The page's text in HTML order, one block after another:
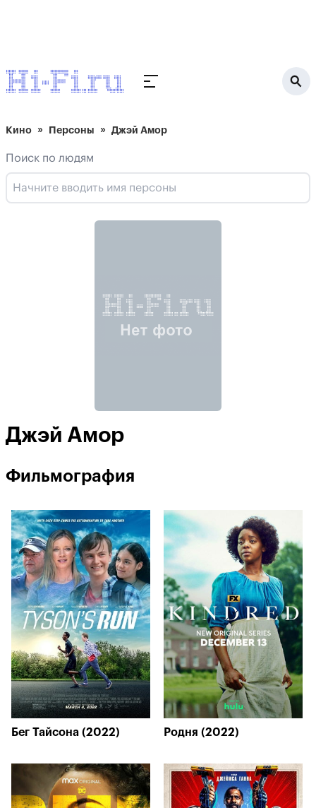
Кино Персоны Джэй Амор
Поиск по людям
Джэй Амор
Фильмография
Бег Тайсона (2022) Родня (2022)